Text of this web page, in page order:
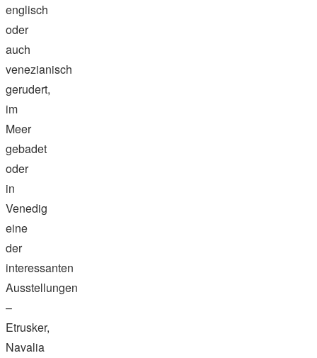
englisch
oder
auch
venezianisch
gerudert,
im
Meer
gebadet
oder
in
Venedig
eine
der
interessanten
Ausstellungen
–
Etrusker,
Navalia